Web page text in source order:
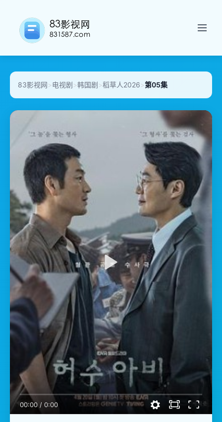
83影视网>电视剧>韩国剧>稻草人2026>第05集
00:00 / 0:00